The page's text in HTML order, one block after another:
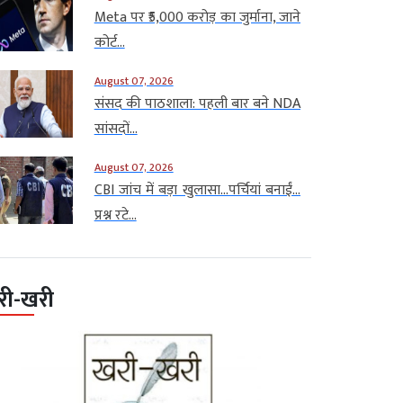
Meta पर ₹5,000 करोड़ का जुर्माना, जाने
कोर्ट...
August 07, 2026
संसद की पाठशाला: पहली बार बने NDA
सांसदों...
August 07, 2026
CBI जांच में बड़ा खुलासा…पर्चियां बनाईं…
प्रश्न रटे...
खरी